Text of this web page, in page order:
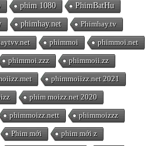
phim 1080 PhimBatHu
phimhay.net Phimhay.tv
phimmoi phimmoi.net
phimmoi.zzz phimmoii.zz
phimmoiizz.net 2021
phim moizz.net 2020
phimmoizz.nett phimmoizzz
Phim mới phim mới z